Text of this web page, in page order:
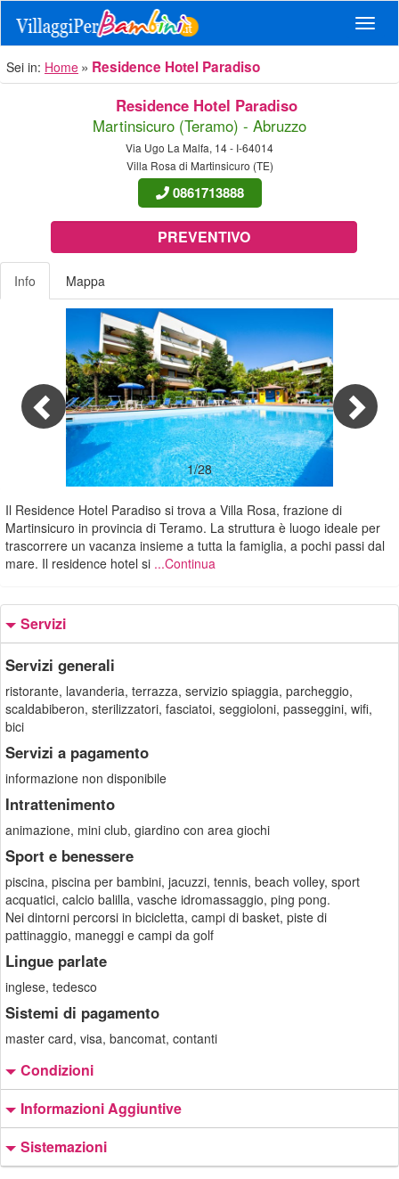
Sei in: Home Residence Hotel Paradiso
Residence Hotel Paradiso
Martinsicuro (Teramo) - Abruzzo
Via Ugo La Malfa, 14 - I-64014
Villa Rosa di Martinsicuro (TE)
0861713888
PREVENTIVO
Info Mappa
1/28
Il Residence Hotel Paradiso si trova a Villa Rosa, frazione di
Martinsicuro in provincia di Teramo. La struttura è luogo ideale per
trascorrere un vacanza insieme a tutta la famiglia, a pochi passi dal
mare. Il residence hotel si ...Continua
Servizi
Servizi generali
ristorante, lavanderia, terrazza, servizio spiaggia, parcheggio,
scaldabiberon, sterilizzatori, fasciatoi, seggioloni, passeggini, wifi,
bici
Servizi a pagamento
informazione non disponibile
Intrattenimento
animazione, mini club, giardino con area giochi
Sport e benessere
piscina, piscina per bambini, jacuzzi, tennis, beach volley, sport
acquatici, calcio balilla, vasche idromassaggio, ping pong.
Nei dintorni percorsi in bicicletta, campi di basket, piste di
pattinaggio, maneggi e campi da golf
Lingue parlate
inglese, tedesco
Sistemi di pagamento
master card, visa, bancomat, contanti
Condizioni
Informazioni Aggiuntive
Sistemazioni